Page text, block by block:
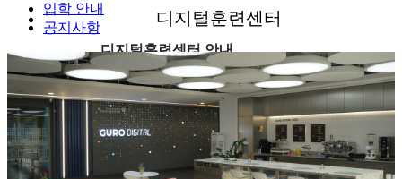
디지털훈련센터
디지털훈련센터 안내
일산디지털훈련센터
대구디지털훈련센터
대전디지털훈련센터
입학 안내
공지사항